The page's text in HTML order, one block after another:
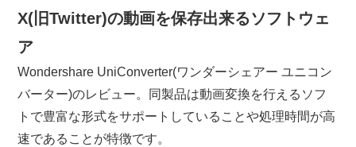
X(旧Twitter)の動画を保存出来るソフトウェ
ア
Wondershare UniConverter(ワンダーシェアー ユニコン
バーター)のレビュー。同製品は動画変換を行えるソフ
トで豊富な形式をサポートしていることや処理時間が高
速であることが特徴です。